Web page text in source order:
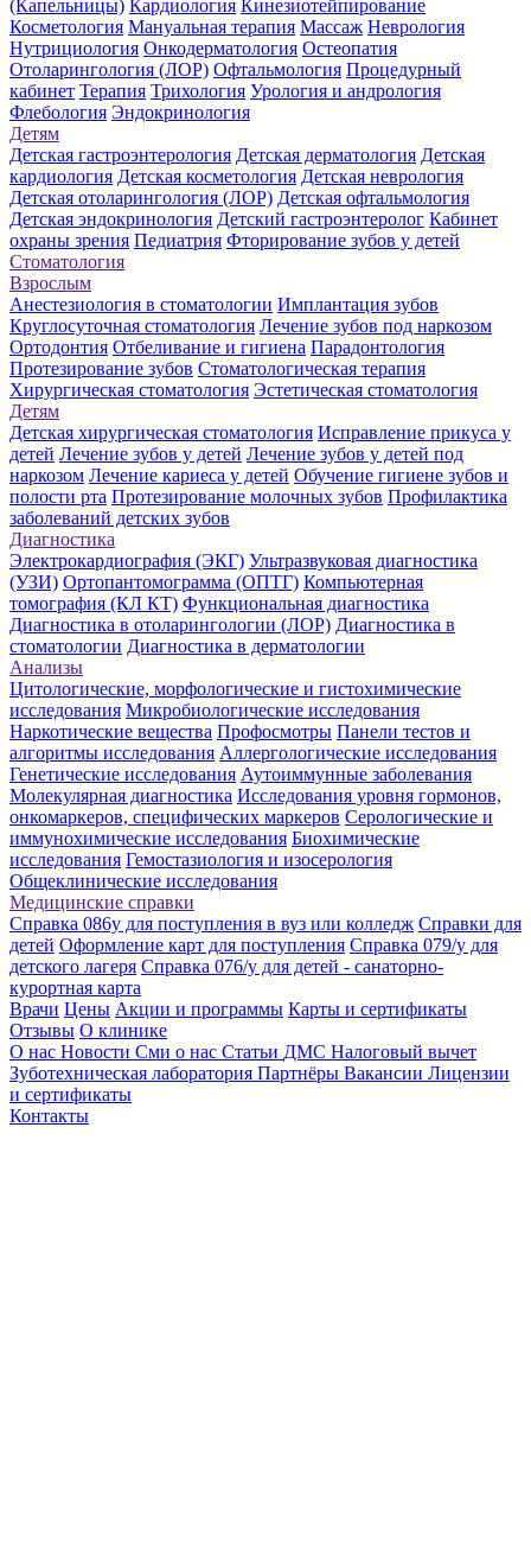
(Капельницы) Кардиология Кинезиотейпирование
Косметология Мануальная терапия Массаж Неврология
Нутрициология Онкодерматология Остеопатия
Отоларингология (ЛОР) Офтальмология Процедурный
кабинет Терапия Трихология Урология и андрология
Флебология Эндокринология
Детям
Детская гастроэнтерология Детская дерматология Детская
кардиология Детская косметология Детская неврология
Детская отоларингология (ЛОР) Детская офтальмология
Детская эндокринология Детский гастроэнтеролог Кабинет
охраны зрения Педиатрия Фторирование зубов у детей
Стоматология
Взрослым
Анестезиология в стоматологии Имплантация зубов
Круглосуточная стоматология Лечение зубов под наркозом
Ортодонтия Отбеливание и гигиена Парадонтология
Протезирование зубов Стоматологическая терапия
Хирургическая стоматология Эстетическая стоматология
Детям
Детская хирургическая стоматология Исправление прикуса у
детей Лечение зубов у детей Лечение зубов у детей под
наркозом Лечение кариеса у детей Обучение гигиене зубов и
полости рта Протезирование молочных зубов Профилактика
заболеваний детских зубов
Диагностика
Электрокардиография (ЭКГ) Ультразвуковая диагностика
(УЗИ) Ортопантомограмма (ОПТГ) Компьютерная
томография (КЛ КТ) Функциональная диагностика
Диагностика в отоларингологии (ЛОР) Диагностика в
стоматологии Диагностика в дерматологии
Анализы
Цитологические, морфологические и гистохимические
исследования Микробиологические исследования
Наркотические вещества Профосмотры Панели тестов и
алгоритмы исследования Аллергологические исследования
Генетические исследования Аутоиммунные заболевания
Молекулярная диагностика Исследования уровня гормонов,
онкомаркеров, специфических маркеров Серологические и
иммунохимические исследования Биохимические
исследования Гемостазиология и изосерология
Общеклинические исследования
Медицинские справки
Справка 086у для поступления в вуз или колледж Справки для
детей Оформление карт для поступления Справка 079/у для
детского лагеря Справка 076/у для детей - санаторно-
курортная карта
Врачи Цены Акции и программы Карты и сертификаты
Отзывы О клинике
О нас Новости Сми о нас Статьи ДМС Налоговый вычет
Зуботехническая лаборатория Партнёры Вакансии Лицензии
и сертификаты
Контакты